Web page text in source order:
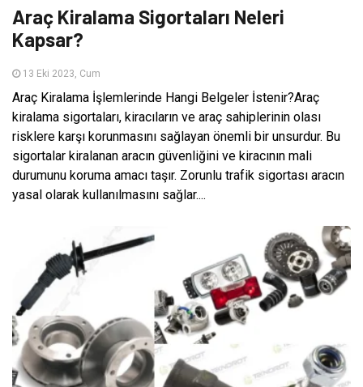
Araç Kiralama Sigortaları Neleri
Kapsar?
13 Eki 2023, Cum
Araç Kiralama İşlemlerinde Hangi Belgeler İstenir?Araç
kiralama sigortaları, kiracıların ve araç sahiplerinin olası
risklere karşı korunmasını sağlayan önemli bir unsurdur. Bu
sigortalar kiralanan aracın güvenliğini ve kiracının mali
durumunu koruma amacı taşır. Zorunlu trafik sigortası aracın
yasal olarak kullanılmasını sağlar....